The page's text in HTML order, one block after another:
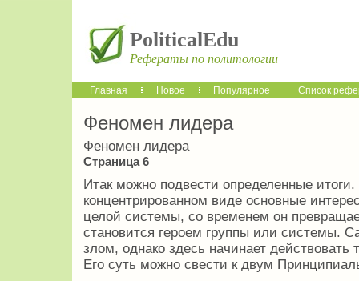
PoliticalEdu
Рефераты по политологии
Главная Новое Популярное Список
Феномен лидера
Феномен лидера
Страница 6
Итак можно подвести определенные
концентрированном виде основные
целой системы, со временем он
становится героем группы или системы.
злом, однако здесь начинает
Его суть можно свести к двум